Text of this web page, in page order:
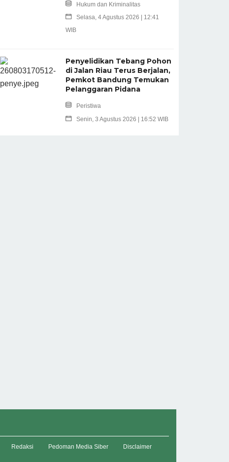
Hukum dan Kriminalitas
Selasa, 4 Agustus 2026 | 12:41
WIB
Penyelidikan Tebang Pohon
di Jalan Riau Terus Berjalan,
Pemkot Bandung Temukan
Pelanggaran Pidana
Peristiwa
Senin, 3 Agustus 2026 | 16:52 WIB
Redaksi Pedoman Media Siber Disclaimer